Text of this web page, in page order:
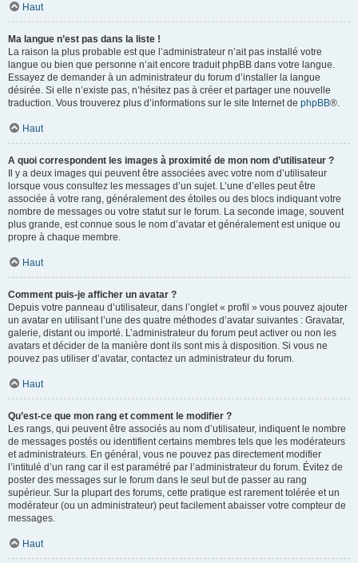
Haut
Ma langue n’est pas dans la liste !
La raison la plus probable est que l’administrateur n’ait pas installé votre
langue ou bien que personne n’ait encore traduit phpBB dans votre langue.
Essayez de demander à un administrateur du forum d’installer la langue
désirée. Si elle n’existe pas, n’hésitez pas à créer et partager une nouvelle
traduction. Vous trouverez plus d’informations sur le site Internet de phpBB®.
Haut
A quoi correspondent les images à proximité de mon nom d’utilisateur ?
Il y a deux images qui peuvent être associées avec votre nom d’utilisateur
lorsque vous consultez les messages d’un sujet. L’une d’elles peut être
associée à votre rang, généralement des étoiles ou des blocs indiquant votre
nombre de messages ou votre statut sur le forum. La seconde image, souvent
plus grande, est connue sous le nom d’avatar et généralement est unique ou
propre à chaque membre.
Haut
Comment puis-je afficher un avatar ?
Depuis votre panneau d’utilisateur, dans l’onglet « profil » vous pouvez ajouter
un avatar en utilisant l’une des quatre méthodes d’avatar suivantes : Gravatar,
galerie, distant ou importé. L’administrateur du forum peut activer ou non les
avatars et décider de la manière dont ils sont mis à disposition. Si vous ne
pouvez pas utiliser d’avatar, contactez un administrateur du forum.
Haut
Qu’est-ce que mon rang et comment le modifier ?
Les rangs, qui peuvent être associés au nom d’utilisateur, indiquent le nombre
de messages postés ou identifient certains membres tels que les modérateurs
et administrateurs. En général, vous ne pouvez pas directement modifier
l’intitulé d’un rang car il est paramétré par l’administrateur du forum. Évitez de
poster des messages sur le forum dans le seul but de passer au rang
supérieur. Sur la plupart des forums, cette pratique est rarement tolérée et un
modérateur (ou un administrateur) peut facilement abaisser votre compteur de
messages.
Haut